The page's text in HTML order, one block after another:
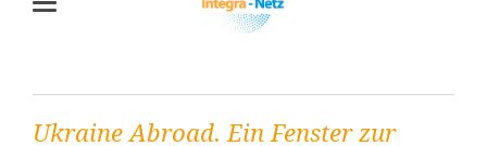
Ukraine Abroad. Ein Fenster zur